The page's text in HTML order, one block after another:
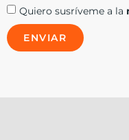
Quiero susríveme a la
ENVIAR